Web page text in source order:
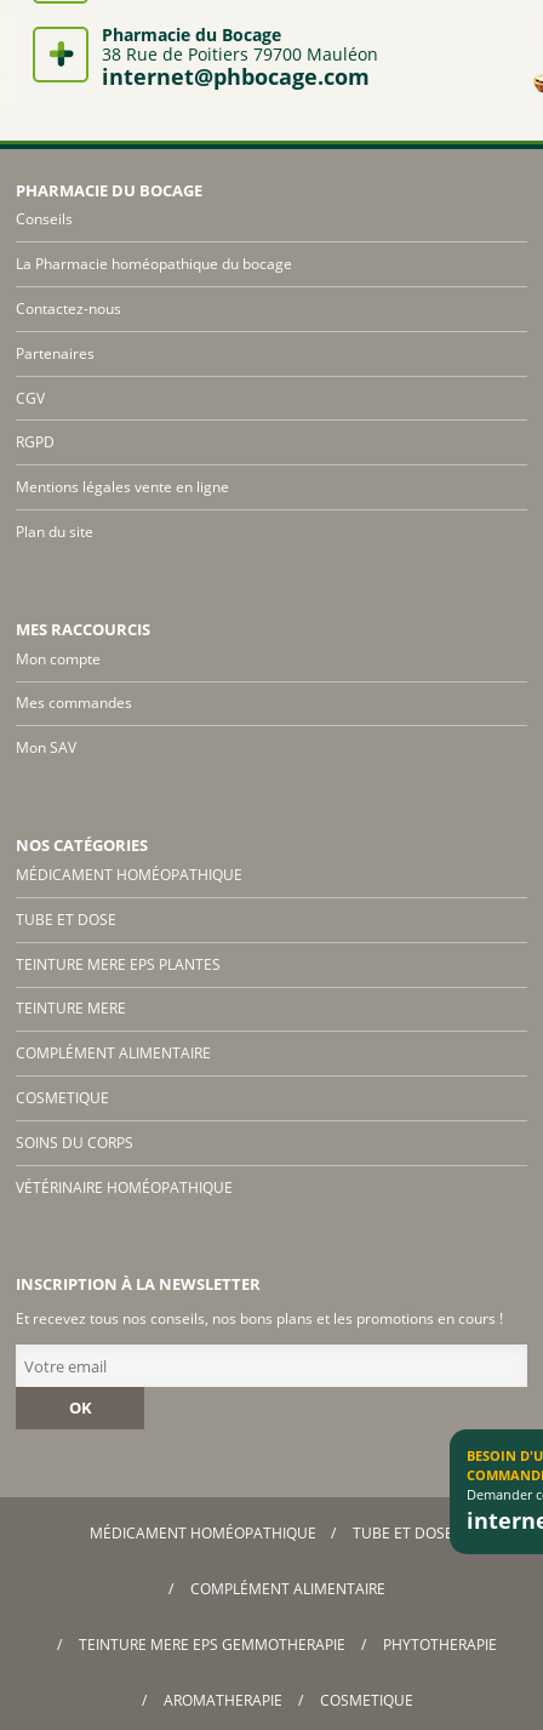
Pharmacie du Bocage
38 Rue de Poitiers 79700 Mauléon
internet@phbocage.com
PHARMACIE DU BOCAGE
Conseils
La Pharmacie homéopathique du bocage
Contactez-nous
Partenaires
CGV
RGPD
Mentions légales vente en ligne
Plan du site
MES RACCOURCIS
Mon compte
Mes commandes
Mon SAV
NOS CATÉGORIES
MÉDICAMENT HOMÉOPATHIQUE
TUBE ET DOSE
TEINTURE MERE EPS PLANTES
TEINTURE MERE
COMPLÉMENT ALIMENTAIRE
COSMETIQUE
SOINS DU CORPS
VÉTÉRINAIRE HOMÉOPATHIQUE
INSCRIPTION À LA NEWSLETTER
Et recevez tous nos conseils, nos bons plans et les promotions en cours !
OK
MÉDICAMENT HOMÉOPATHIQUE TUBE ET DOSE
COMPLÉMENT ALIMENTAIRE
TEINTURE MERE EPS GEMMOTHERAPIE PHYTOTHERAPIE
AROMATHERAPIE COSMETIQUE
BESOIN
Demander